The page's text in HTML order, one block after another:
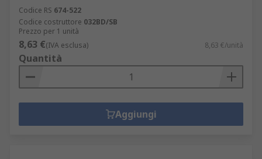
Codice RS 674-522
Codice costruttore 032BD/SB
Prezzo per 1 unità
8,63 €(IVA esclusa) 8,63 €/unità
Quantità
Aggiungi